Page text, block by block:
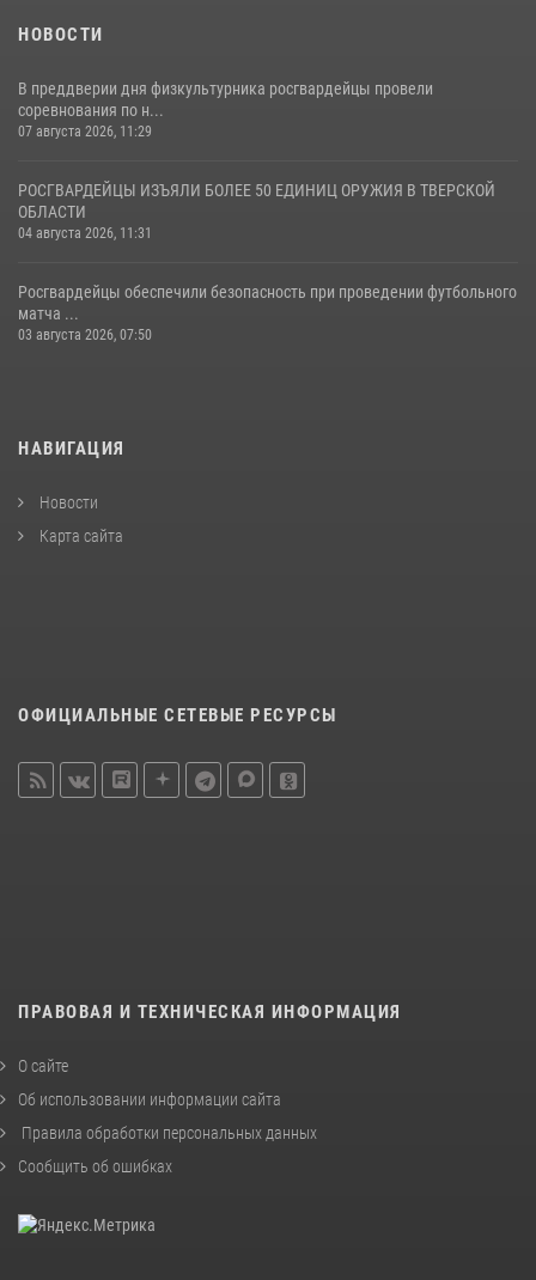
НОВОСТИ
В преддверии дня физкультурника росгвардейцы провели
соревнования по н...
07 августа 2026, 11:29
РОСГВАРДЕЙЦЫ ИЗЪЯЛИ БОЛЕЕ 50 ЕДИНИЦ ОРУЖИЯ В ТВЕРСКОЙ
ОБЛАСТИ
04 августа 2026, 11:31
Росгвардейцы обеспечили безопасность при проведении футбольного
матча ...
03 августа 2026, 07:50
НАВИГАЦИЯ
Новости
Карта сайта
ОФИЦИАЛЬНЫЕ СЕТЕВЫЕ РЕСУРСЫ
ПРАВОВАЯ И ТЕХНИЧЕСКАЯ ИНФОРМАЦИЯ
О сайте
Об использовании информации сайта
Правила обработки персональных данных
Сообщить об ошибках